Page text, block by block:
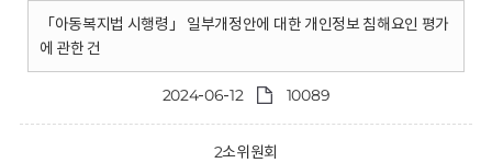
「아동복지법 시행령」 일부개정안에 대한 개인정보 침해요인 평가
에 관한 건
2024-06-12 10089
2소위원회